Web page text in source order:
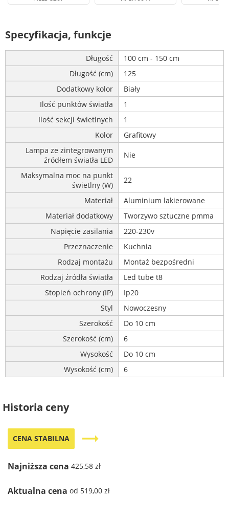
Specyfikacja, funkcje
Długość
100 cm - 150 cm
Długość (cm)
125
Dodatkowy kolor
Biały
Ilość punktów światła
1
Ilość sekcji świetlnych
1
Kolor
Grafitowy
Lampa ze zintegrowanym
źródłem światła LED
Nie
Maksymalna moc na punkt
świetlny (W)
22
Materiał
Aluminium lakierowane
Materiał dodatkowy
Tworzywo sztuczne pmma
Napięcie zasilania
220-230v
Przeznaczenie
Kuchnia
Rodzaj montażu
Montaż bezpośredni
Rodzaj źródła światła
Led tube t8
Stopień ochrony (IP)
Ip20
Styl
Nowoczesny
Szerokość
Do 10 cm
Szerokość (cm)
6
Wysokość
Do 10 cm
Wysokość (cm)
6
Historia ceny
CENA STABILNA trending_flat
Najniższa cena 425,58 zł
Aktualna cena od 519,00 zł